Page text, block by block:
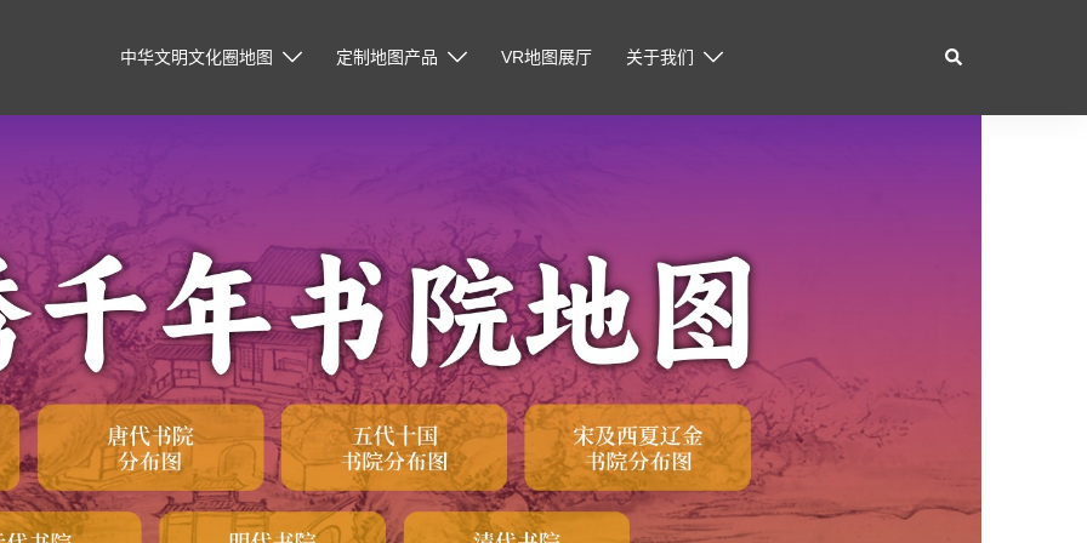
中华文明文化圈地图 定制地图产品 VR地图展厅 关于我们 Search